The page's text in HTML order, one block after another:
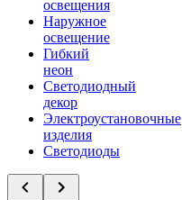
освещения
Наружное
освещение
Гибкий
неон
Светодиодный
декор
Электроустановочные
изделия
Светодиоды